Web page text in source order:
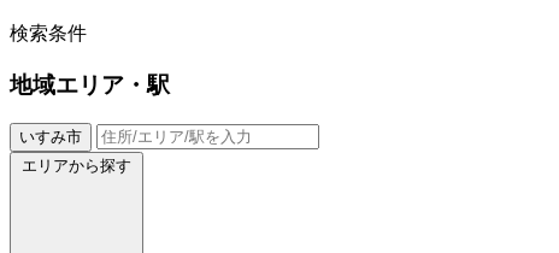
検索条件
地域エリア・駅
いすみ市
エリアから探す